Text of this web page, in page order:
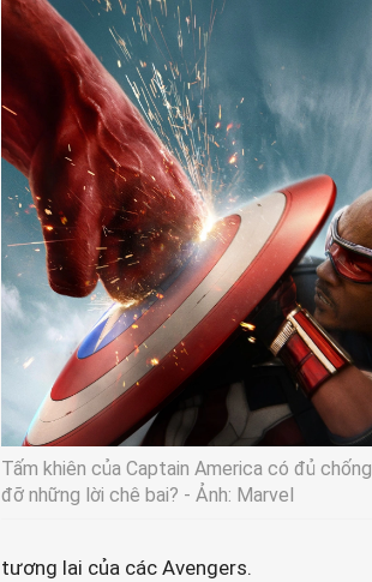
Tấm khiên của Captain America có đủ chống
đỡ những lời chê bai? - Ảnh: Marvel
tương lai của các Avengers.